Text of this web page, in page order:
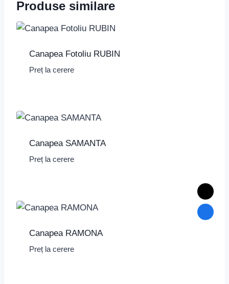
Produse similare
Canapea Fotoliu RUBIN
Preț la cerere
Canapea SAMANTA
Preț la cerere
Canapea RAMONA
Preț la cerere